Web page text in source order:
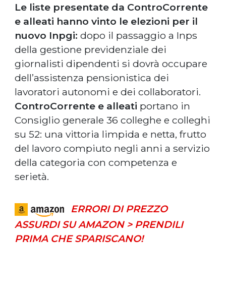
Le liste presentate da ControCorrente
e alleati hanno vinto le elezioni per il
nuovo Inpgi: dopo il passaggio a Inps
della gestione previdenziale dei
giornalisti dipendenti si dovrà occupare
dell’assistenza pensionistica dei
lavoratori autonomi e dei collaboratori.
ControCorrente e alleati portano in
Consiglio generale 36 colleghe e colleghi
su 52: una vittoria limpida e netta, frutto
del lavoro compiuto negli anni a servizio
della categoria con competenza e
serietà.
ERRORI DI PREZZO
ASSURDI SU AMAZON > PRENDILI
PRIMA CHE SPARISCANO!